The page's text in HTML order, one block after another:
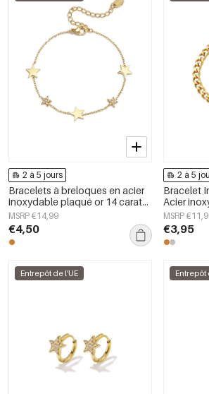
2 à 5 jours
Bracelets à breloques en acier
inoxydable plaqué or 14 carats,
collection Star Daily Simple,
bijoux pour femmes
MSRP €14,99
€4,50
2 à 5
Bracelet
Acier
MSRP
€3,95
Entrepôt de l'UE Entrepôt